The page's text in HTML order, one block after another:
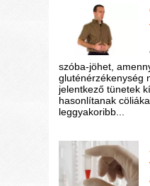
szóba-jöhet,
gluténérzékenység
jelentkező tünetek
hasonlítanak
leggyakoribb...